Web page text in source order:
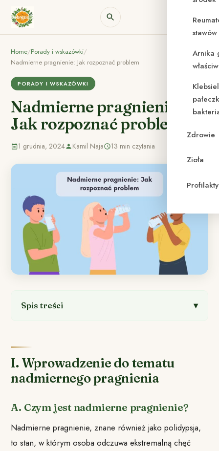
Arnika
Zdrowie
Zioła
Home/Porady i wskazówki/
Nadmierne pragnienie: Jak rozpoznać problem
PORADY I WSKAZÓWKI
Nadmierne pragnienie:
Jak rozpoznać problem
1 grudnia, 2024 Kamil Naja 13 min czytania
Spis treści
I. Wprowadzenie do tematu
nadmiernego pragnienia
A. Czym jest nadmierne pragnienie?
Nadmierne pragnienie, znane również jako polidypsja,
to stan, w którym osoba odczuwa ekstremalną chęć